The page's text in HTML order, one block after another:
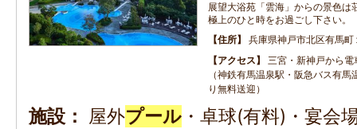
展望大浴苑「雲海」からの景色は
極上のひと時をお過ごし下さい。
住所
兵庫県神戸市北区有馬町
アクセス
三宮・新神戸から
（神鉄有馬温泉駅・阪急バス有馬
り無料送迎）
施設 屋外プール ・卓球(有料)・宴会